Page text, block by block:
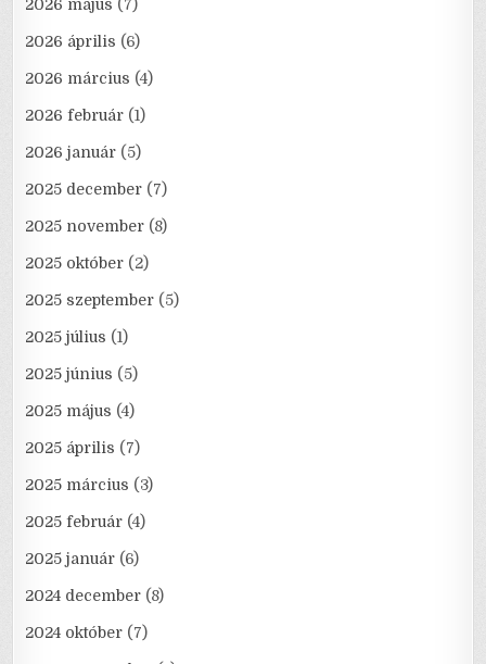
2026 május (7)
2026 április (6)
2026 március (4)
2026 február (1)
2026 január (5)
2025 december (7)
2025 november (8)
2025 október (2)
2025 szeptember (5)
2025 július (1)
2025 június (5)
2025 május (4)
2025 április (7)
2025 március (3)
2025 február (4)
2025 január (6)
2024 december (8)
2024 október (7)